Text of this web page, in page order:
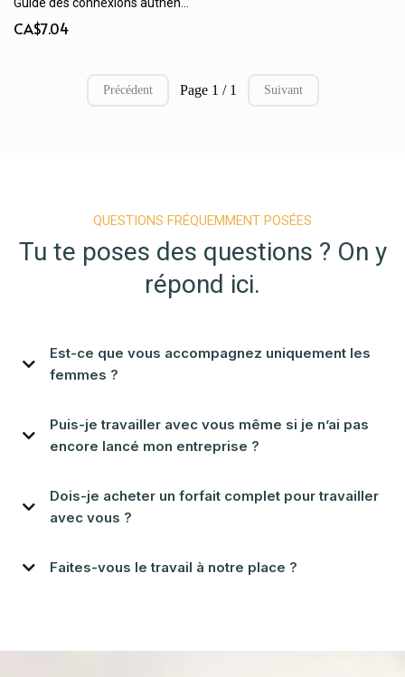
CA$7.04
Précédent Page 1 / 1 Suivant
QUESTIONS FRÉQUEMMENT POSÉES
Tu te poses des questions ? On y
répond ici.
Est-ce que vous accompagnez uniquement les
femmes ?
entrepreneures, nous accompagnons aussi des hommes, des duos, des
équipes et des personnes de tous horizons. Ce qui compte, c’est votre
Puis-je travailler avec vous même si je n’ai pas
encore lancé mon entreprise ?
vous aidons à structurer vos idées, éviter les pièges de départ et bâtir
des bases solides pour la suite.
Dois-je acheter un forfait complet pour travailler
avec vous ?
carte ou des accompagnements sur mesure. On s’adapte à votre budget
Faites-vous le travail à notre place ?
vous qui pilotez votre entreprise.